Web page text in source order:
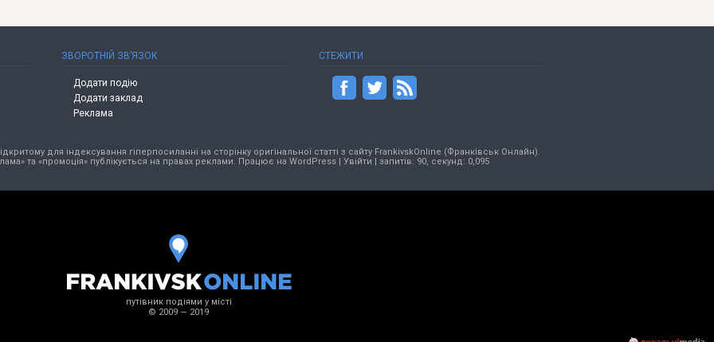
ЗВОРОТНІЙ ЗВ’ЯЗОК
Додати подію
Додати заклад
Реклама
СТЕЖИТИ
для індексування гіперпосиланні на сторінку оригінальної статті з сайту FrankivskOnline (Франківськ Онлайн).
та «промоція» публікується на правах реклами. Працює на WordPress| Увійти | запитів: 90, секунд: 0,095
путівник подіями у місті
© 2009 — 2019